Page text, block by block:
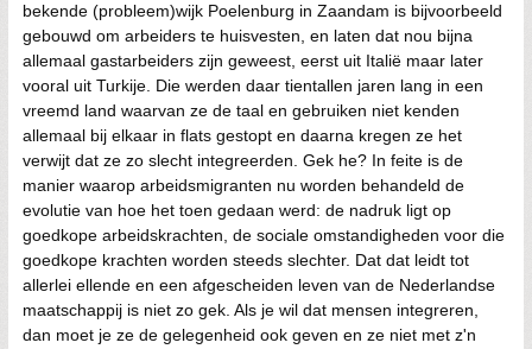
bekende (probleem)wijk Poelenburg in Zaandam is bijvoorbeeld
gebouwd om arbeiders te huisvesten, en laten dat nou bijna
allemaal gastarbeiders zijn geweest, eerst uit Italië maar later
vooral uit Turkije. Die werden daar tientallen jaren lang in een
vreemd land waarvan ze de taal en gebruiken niet kenden
allemaal bij elkaar in flats gestopt en daarna kregen ze het
verwijt dat ze zo slecht integreerden. Gek he? In feite is de
manier waarop arbeidsmigranten nu worden behandeld de
evolutie van hoe het toen gedaan werd: de nadruk ligt op
goedkope arbeidskrachten, de sociale omstandigheden voor die
goedkope krachten worden steeds slechter. Dat dat leidt tot
allerlei ellende en een afgescheiden leven van de Nederlandse
maatschappij is niet zo gek. Als je wil dat mensen integreren,
dan moet je ze de gelegenheid ook geven en ze niet met z'n